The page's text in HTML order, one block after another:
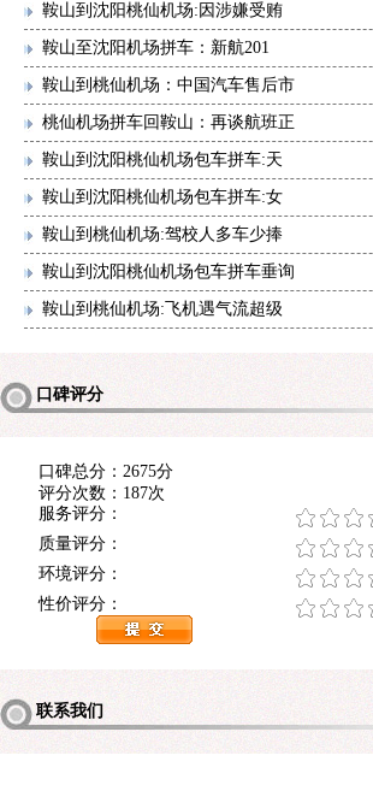
鞍山到沈阳桃仙机场:因涉嫌受贿
鞍山至沈阳机场拼车：新航201
鞍山到桃仙机场：中国汽车售后市
桃仙机场拼车回鞍山：再谈航班正
鞍山到沈阳桃仙机场包车拼车:天
鞍山到沈阳桃仙机场包车拼车:女
鞍山到桃仙机场:驾校人多车少捧
鞍山到沈阳桃仙机场包车拼车垂询
鞍山到桃仙机场:飞机遇气流超级
口碑评分
口碑总分：2675分
评分次数：187次
服务评分：
质量评分：
环境评分：
性价评分：
联系我们